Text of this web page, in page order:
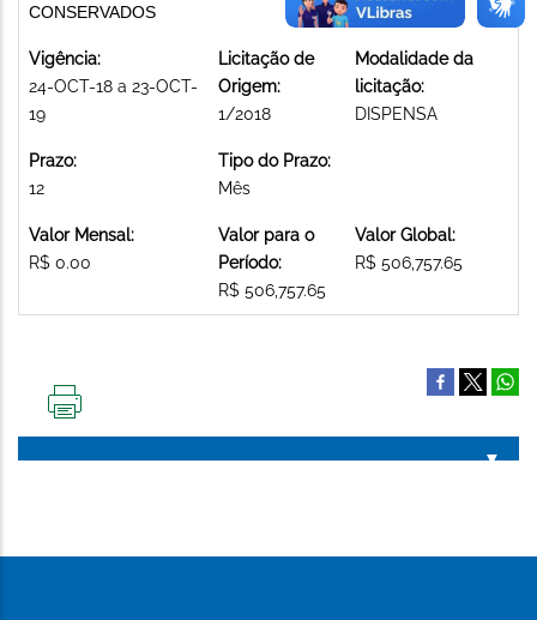
CONSERVADOS
Vigência:
24-OCT-18 a 23-OCT-
19
Licitação de
Origem:
1/2018
Modalidade da
licitação:
DISPENSA
Prazo:
12
Tipo do Prazo:
Mês
Valor Mensal:
R$ 0.00
Valor para o
Período:
R$ 506,757.65
Valor Global:
R$ 506,757.65
PÁGINA